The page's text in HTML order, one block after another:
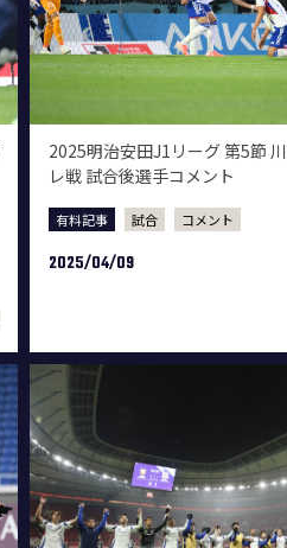
2025明治安田J1リーグ 第5節
レ戦 試合後選手コメント
有料記事 試合 コメント
2025/04/09